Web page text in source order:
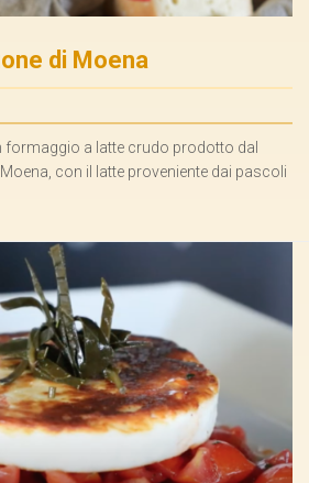
di Moena
formaggio a latte crudo prodotto dal
con il latte proveniente dai pascoli